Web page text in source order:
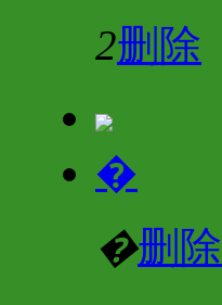
2删除
�
�删除